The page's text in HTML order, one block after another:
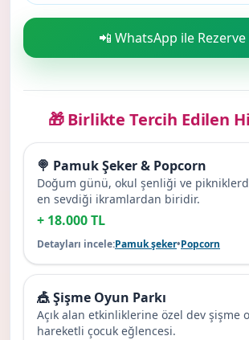
📲 WhatsApp ile Rezerve
🎁 Birlikte Tercih Edilen
🍭 Pamuk Şeker & Popcorn
Doğum günü, okul şenliği ve
en sevdiği ikramlardan biridir.
+ 18.000 TL
Detayları incele:Pamuk şeker•Popcorn
🎪 Şişme Oyun Parkı
Açık alan etkinliklerine özel dev şişme
hareketli çocuk eğlencesi.